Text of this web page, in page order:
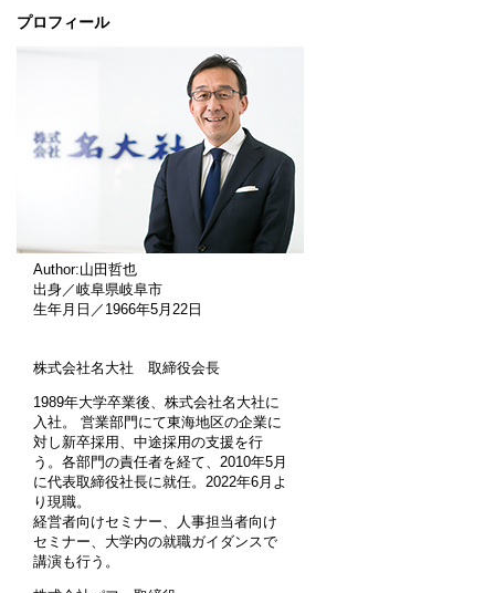
プロフィール
Author:山田哲也
出身／岐阜県岐阜市
生年月日／1966年5月22日
株式会社名大社 取締役会長
1989年大学卒業後、株式会社名大社に
入社。 営業部門にて東海地区の企業に
対し新卒採用、中途採用の支援を行
う。各部門の責任者を経て、2010年5月
に代表取締役社長に就任。2022年6月よ
り現職。
経営者向けセミナー、人事担当者向け
セミナー、大学内の就職ガイダンスで
講演も行う。